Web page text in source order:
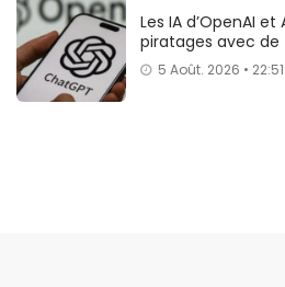
Les IA d’OpenAI
piratages avec de
5 Août. 2026 • 22:51